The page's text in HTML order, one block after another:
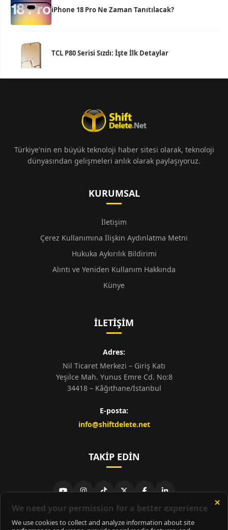
iPhone 18 Pro Ne Zaman Tanıtılacak?
TCL P80 Serisi Sızdı: İşte İlk Detaylar
Türkiye'nin en büyük teknoloji haber sitesi olarak, teknoloji
dünyasından gelişmeleri anlık olarak paylaşıyoruz.
KURUMSAL
İletişim
Çerez Kullanımına İlişkin Aydınlatma Metni
Hukuka Aykırılık Bildirimi
Alıntı ve Yeniden Kullanım Hakkında
Künye
İLETIŞIM
Adres:
Nil Ticaret Merkezi – Giriş Katı
Yeşilce Mah. Yunus Emre Cd. No:8
34418 – Kâğıthane/İstanbul
E-posta:
info@shiftdelete.net
TAKIP EDIN